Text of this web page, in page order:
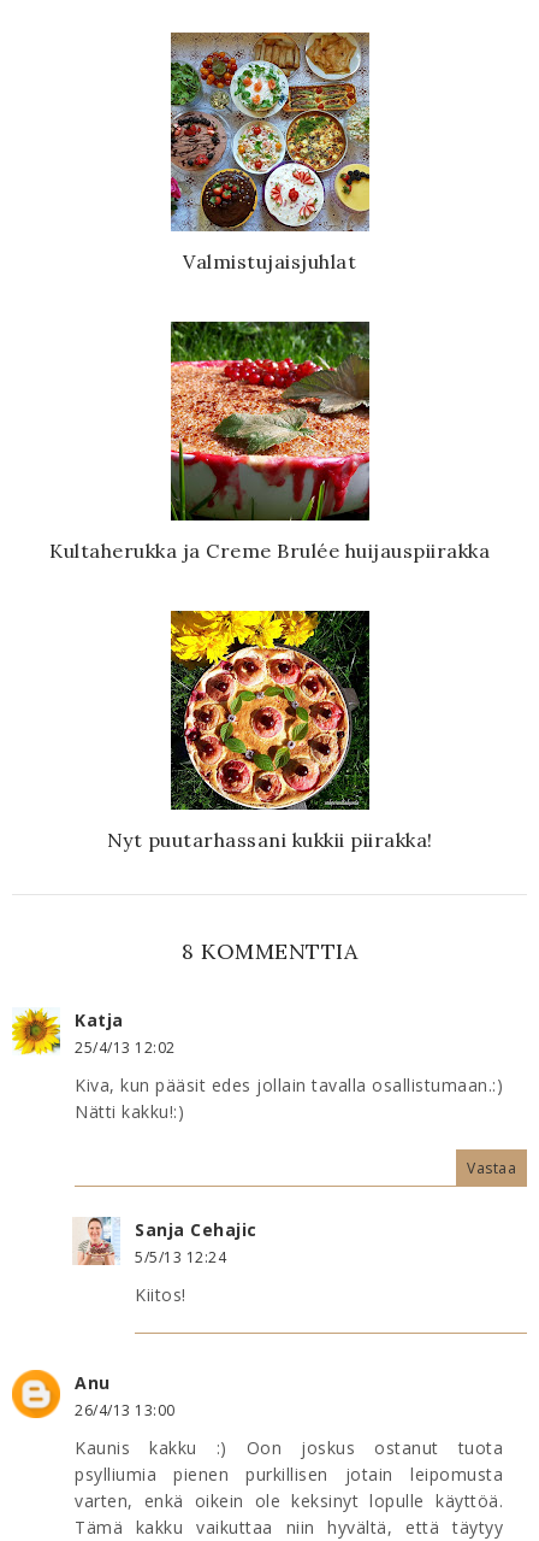
Valmistujaisjuhlat
Kultaherukka ja Creme Brulée huijauspiirakka
Nyt puutarhassani kukkii piirakka!
8 KOMMENTTIA
Katja
25/4/13 12:02
Kiva, kun pääsit edes jollain tavalla osallistumaan.:)
Nätti kakku!:)
Vastaa
Sanja Cehajic
5/5/13 12:24
Kiitos!
Anu
26/4/13 13:00
Kaunis kakku :) Oon joskus ostanut tuota
psylliumia pienen purkillisen jotain leipomusta
varten, enkä oikein ole keksinyt lopulle käyttöä.
Tämä kakku vaikuttaa niin hyvältä, että täytyy